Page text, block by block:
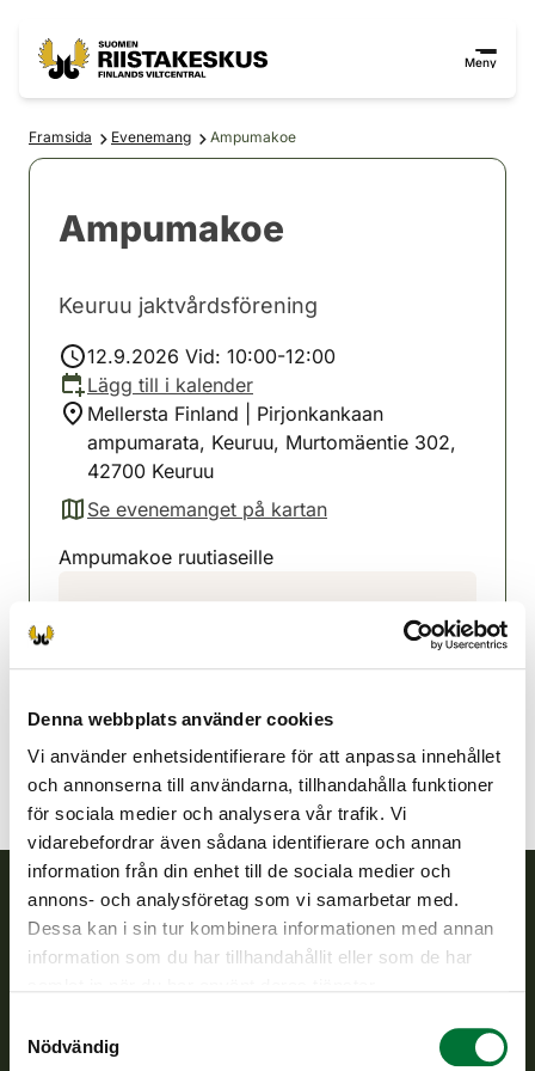
Denna webbplats använder cookies
Vi använder enhetsidentifierare för att anpassa innehållet
och annonserna till användarna, tillhandahålla funktioner
för sociala medier och analysera vår trafik. Vi
vidarebefordrar även sådana identifierare och annan
information från din enhet till de sociala medier och
annons- och analysföretag som vi samarbetar med.
Dessa kan i sin tur kombinera informationen med annan
information som du har tillhandahållit eller som de har
Nödvändig
Meny
Framsida Evenemang Ampumakoe
Ampumakoe
Keuruu jaktvårdsförening
12.9.2026 Vid: 10:00-12:00
Lägg till i kalender
Mellersta Finland | Pirjonkankaan
ampumarata, Keuruu, Murtomäentie 302,
42700 Keuruu
Se evenemanget på kartan
(avautuu uuteen välilehteen)
Ampumakoe ruutiaseille
050 5012786
Finlands viltcentral
verkställs och svarar för de offentliga förvaltningsuppgifter